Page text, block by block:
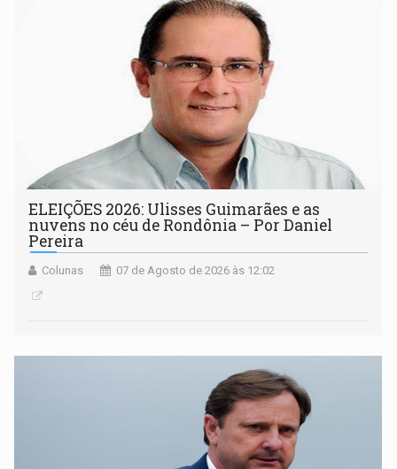
ELEIÇÕES 2026: Ulisses Guimarães e as
nuvens no céu de Rondônia – Por Daniel
Pereira
Colunas 07 de Agosto de 2026 às 12:02